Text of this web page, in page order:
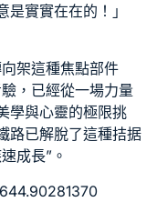
實實在在的！」
架這種焦點部件
，已經從一場力量
學與心靈的極限挑
路已解脫了這種拮据
成長”。